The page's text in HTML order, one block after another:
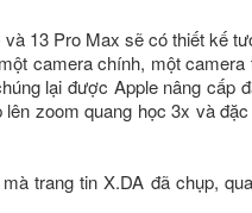
13 Pro Max sẽ có thiết kế
camera chính, một
lại được Apple nâng cấp
zoom quang học 3x và
trang tin X.DA đã chụp,